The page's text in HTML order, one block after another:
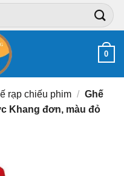
0
rạp chiếu phim / Ghế
Khang đơn, màu đỏ